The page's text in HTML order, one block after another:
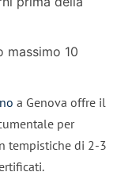
10
a Genova offre il
per
tempistiche di 2-3